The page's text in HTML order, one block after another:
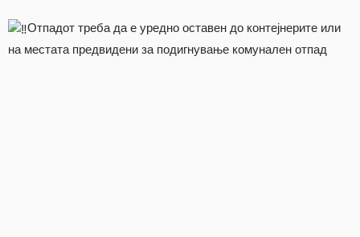
Отпадот треба да е уредно оставен до контејнерите или
на местата предвидени за подигнување комунален отпад